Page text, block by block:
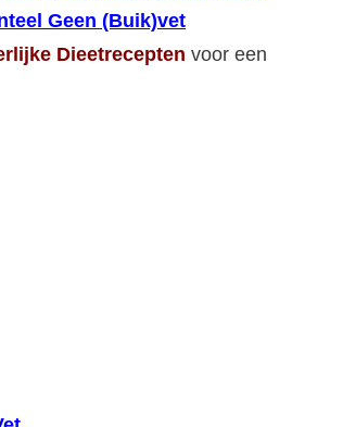
Geen (Buik)vet
Dieetrecepten voor een